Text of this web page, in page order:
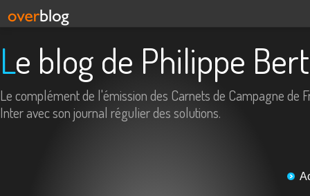
Le blog de Philippe
Le complément de l'émission des Carnets de Campagne de
Inter avec son journal régulier des solutions.